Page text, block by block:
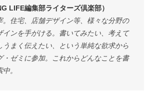
LIFE編集部ライターズ倶楽部）
。住宅、店舗デザイン等、様々な分野の
インを手がける。書いてみたい、考えて
うまく伝えたい、という単純な欲求から
・ゼミに参加。これからどんなことを書
。